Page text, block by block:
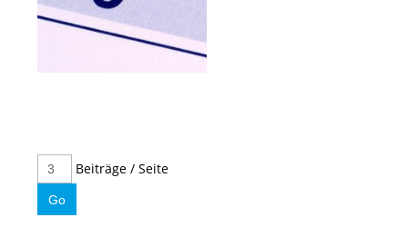
Beiträge / Seite